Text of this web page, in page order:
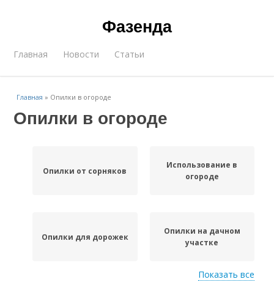
Фазенда
Главная Новости Статьи
Главная » Опилки в огороде
Опилки в огороде
Опилки от сорняков
Использование в
огороде
Опилки для дорожек
Опилки на дачном
участке
Показать все